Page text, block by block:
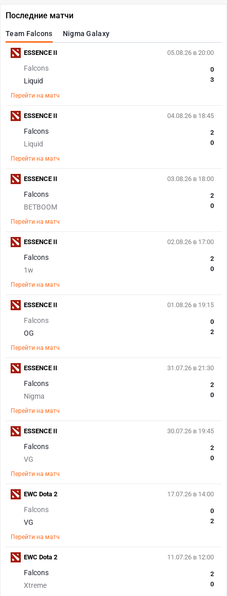
Последние матчи
Team Falcons Nigma Galaxy
05.08.26 в 20:00
Falcons
Liquid
0
3
Перейти на матч
ESSENCE II
04.08.26 в 18:45
Falcons
Liquid
2
0
Перейти на матч
ESSENCE II
03.08.26 в 18:00
Falcons
BETBOOM
2
0
Перейти на матч
ESSENCE II
02.08.26 в 17:00
Falcons
1w
2
0
Перейти на матч
ESSENCE II
01.08.26 в 19:15
Falcons
OG
0
2
Перейти на матч
ESSENCE II
31.07.26 в 21:30
Falcons
Nigma
2
0
Перейти на матч
ESSENCE II
30.07.26 в 19:45
Falcons
VG
2
0
Перейти на матч
ESSENCE II
17.07.26 в 14:00
Falcons
VG
0
2
Перейти на матч
EWC Dota 2
11.07.26 в 12:00
Falcons
Xtreme
2
0
EWC Dota 2